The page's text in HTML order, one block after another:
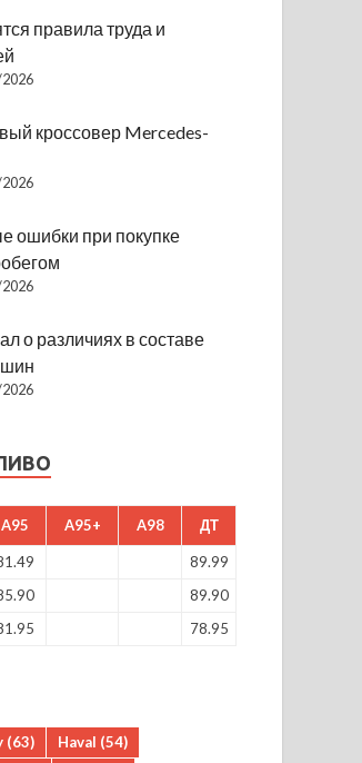
правила труда и
кроссовер Mercedes-
ошибки при покупке
о различиях в составе
шин
A95 A95+ A98 ДТ
89.99
89.90
78.95
(63) Haval (54)